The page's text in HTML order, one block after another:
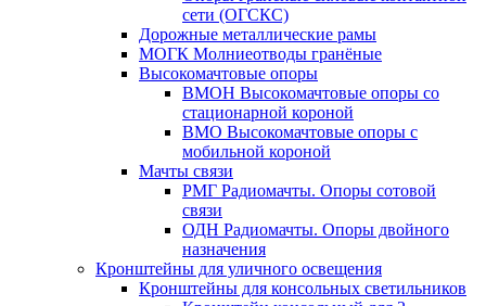
сети (ОГСКС)
Дорожные металлические рамы
МОГК Молниеотводы гранёные
Высокомачтовые опоры
ВМОН Высокомачтовые опоры со
стационарной короной
ВМО Высокомачтовые опоры с
мобильной короной
Мачты связи
РМГ Радиомачты. Опоры сотовoй
связи
ОДН Радиомачты. Опоры двойного
назначения
Кронштейны для уличного освещения
Кронштейны для консольных светильников